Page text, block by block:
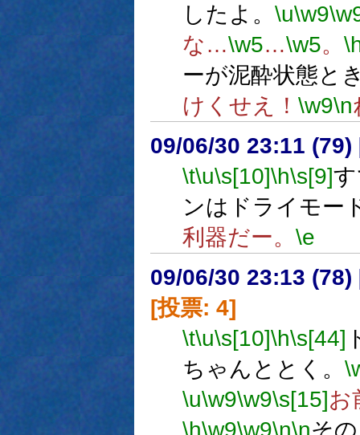
したよ。 \u\w9
な…\w5…\w5。
ーが泥酔状態と
けくせえ！ \w9\n
09/06/30 23:11 (79)
\t\u\s[10]\h\s[9]
ンはドライモー
利器だー。 \e
09/06/30 23:13 (78)
[投票: 4]
\t\u\s[10]\h\s[44]
ちゃんととく。
\u\w9\w9\s[15]お
\h\w9\w9\n\nそ